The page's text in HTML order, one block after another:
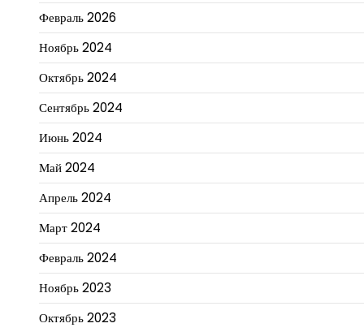
Февраль 2026
Ноябрь 2024
Октябрь 2024
Сентябрь 2024
Июнь 2024
Май 2024
Апрель 2024
Март 2024
Февраль 2024
Ноябрь 2023
Октябрь 2023